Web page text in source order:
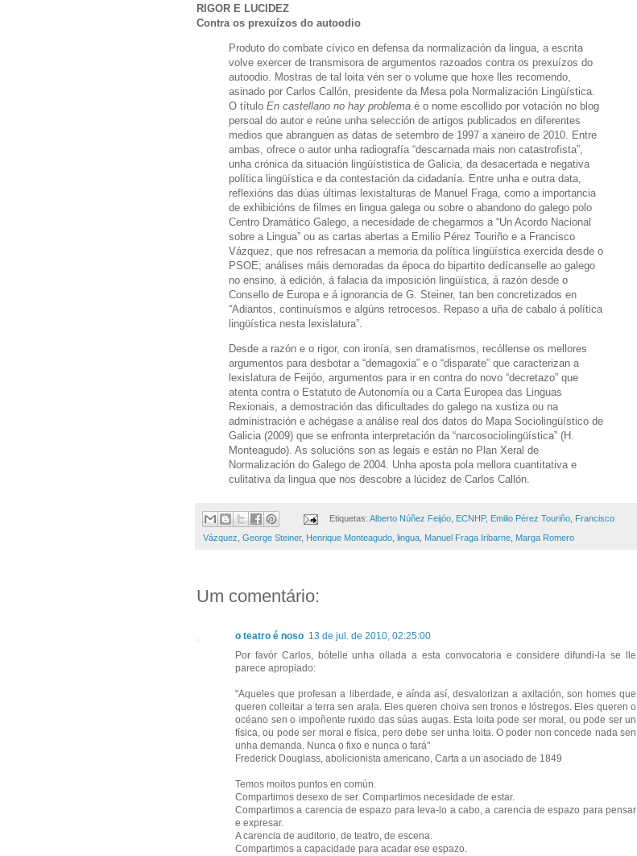
RIGOR E LUCIDEZ
Contra os prexuízos do autoodio
Produto do combate cívico en defensa da normalización da lingua, a escrita
volve exercer de transmisora de argumentos razoados contra os prexuízos do
autoodio. Mostras de tal loita vén ser o volume que hoxe lles recomendo,
asinado por Carlos Callón, presidente da Mesa pola Normalización Lingüística.
O título En castellano no hay problema é o nome escollido por votación no blog
persoal do autor e reúne unha selección de artigos publicados en diferentes
medios que abranguen as datas de setembro de 1997 a xaneiro de 2010. Entre
ambas, ofrece o autor unha radiografía “descarnada mais non catastrofista”,
unha crónica da situación lingüístistica de Galicia, da desacertada e negativa
política lingüística e da contestación da cidadanía. Entre unha e outra data,
reflexións das dúas últimas lexistalturas de Manuel Fraga, como a importancia
de exhibicións de filmes en lingua galega ou sobre o abandono do galego polo
Centro Dramático Galego, a necesidade de chegarmos a “Un Acordo Nacional
sobre a Lingua” ou as cartas abertas a Emilio Pérez Touriño e a Francisco
Vázquez, que nos refresacan a memoria da política lingüística exercida desde o
PSOE; análises máis demoradas da época do bipartito dedícanselle ao galego
no ensino, á edición, á falacia da imposición lingüística, á razón desde o
Consello de Europa e á ignorancia de G. Steiner, tan ben concretizados en
“Adiantos, continuísmos e algúns retrocesos. Repaso a uña de cabalo á política
lingüística nesta lexislatura”.
Desde a razón e o rigor, con ironía, sen dramatismos, recóllense os mellores
argumentos para desbotar a “demagoxia” e o “disparate” que caracterizan a
lexislatura de Feijóo, argumentos para ir en contra do novo “decretazo” que
atenta contra o Estatuto de Autonomía ou a Carta Europea das Linguas
Rexionais, a demostración das dificultades do galego na xustiza ou na
administración e achégase a análise real dos datos do Mapa Sociolingüístico de
Galicia (2009) que se enfronta interpretación da “narcosociolingüística” (H.
Monteagudo). As solucións son as legais e están no Plan Xeral de
Normalización do Galego de 2004. Unha aposta pola mellora cuantitativa e
culitativa da lingua que nos descobre a lúcidez de Carlos Callón.
Etiquetas: Alberto Núñez Feijóo, ECNHP, Emilio Pérez Touriño, Francisco
Vázquez, George Steiner, Henrique Monteagudo, lingua, Manuel Fraga Iribarne, Marga Romero
Um comentário:
o teatro é noso 13 de jul. de 2010, 02:25:00
Por favór Carlos, bótelle unha ollada a esta convocatoria e considere difundi-la se lle
parece apropiado:
"Aqueles que profesan a liberdade, e aínda así, desvalorizan a axitación, son homes que
queren colleitar a terra sen arala. Eles queren choiva sen tronos e lóstregos. Eles queren o
océano sen o impoñente ruxido das súas augas. Esta loita pode ser moral, ou pode ser un
física, ou pode ser moral e física, pero debe ser unha loita. O poder non concede nada sen
unha demanda. Nunca o fixo e nunca o fará"
Frederick Douglass, abolicionista americano, Carta a un asociado de 1849
Temos moitos puntos en común.
Compartimos desexo de ser. Compartimos necesidade de estar.
Compartimos a carencia de espazo para leva-lo a cabo, a carencia de espazo para pensar
e expresar.
A carencia de auditorio, de teatro, de escena.
Compartimos a capacidade para acadar ese espazo.